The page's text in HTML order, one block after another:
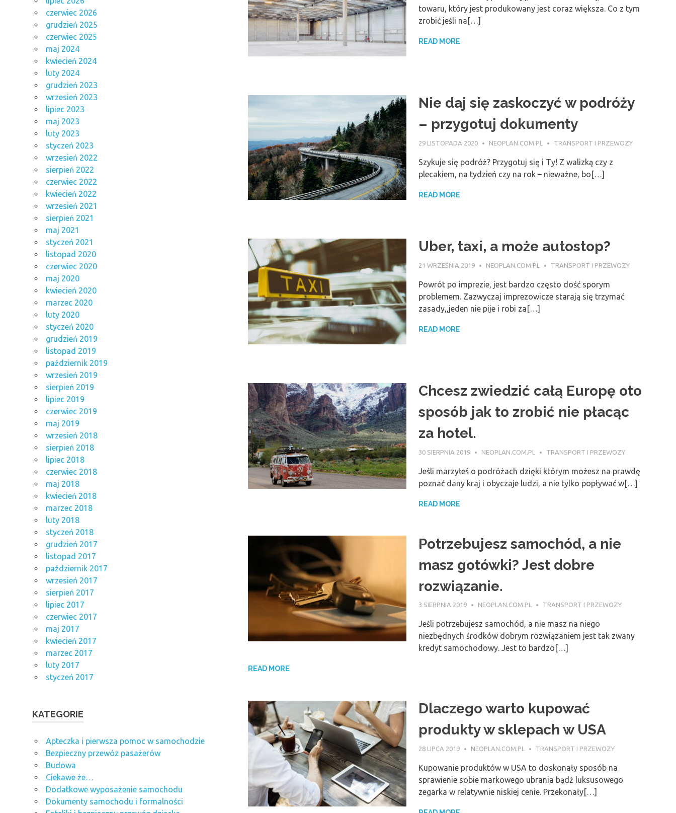
towaru, który jest produkowany jest coraz większa. Co z tym
zrobić jeśli na[…]
READ MORE
Nie daj się zaskoczyć w podróży
– przygotuj dokumenty
29 LISTOPADA 2020 NEOPLAN.COM.PL TRANSPORT I PRZEWOZY
Szykuje się podróż? Przygotuj się i Ty! Z walizką czy z
plecakiem, na tydzień czy na rok – nieważne, bo[…]
READ MORE
Uber, taxi, a może autostop?
21 WRZEŚNIA 2019 NEOPLAN.COM.PL TRANSPORT I PRZEWOZY
Powrót po imprezie, jest bardzo często dość sporym
problemem. Zazwyczaj imprezowicze starają się trzymać
zasady,,jeden nie pije i robi za[…]
READ MORE
Chcesz zwiedzić całą Europę oto
sposób jak to zrobić nie płacąc
za hotel.
30 SIERPNIA 2019 NEOPLAN.COM.PL TRANSPORT I PRZEWOZY
Jeśli marzyłeś o podróżach dzięki którym możesz na prawdę
poznać dany kraj i obyczaje ludzi, a nie tylko popływać w[…]
READ MORE
Potrzebujesz samochód, a nie
masz gotówki? Jest dobre
rozwiązanie.
3 SIERPNIA 2019 NEOPLAN.COM.PL TRANSPORT I PRZEWOZY
Jeśli potrzebujesz samochód, a nie masz na niego
niezbędnych środków dobrym rozwiązaniem jest tak zwany
kredyt samochodowy. Jest to bardzo[…]
READ MORE
Dlaczego warto kupować
produkty w sklepach w USA
28 LIPCA 2019 NEOPLAN.COM.PL TRANSPORT I PRZEWOZY
Kupowanie produktów w USA to doskonały sposób na
sprawienie sobie markowego ubrania bądź luksusowego
zegarka w relatywnie niskiej cenie. Przekonały[…]
czerwiec 2026
grudzień 2025
czerwiec 2025
maj 2024
kwiecień 2024
luty 2024
grudzień 2023
wrzesień 2023
lipiec 2023
maj 2023
luty 2023
styczeń 2023
wrzesień 2022
sierpień 2022
czerwiec 2022
kwiecień 2022
wrzesień 2021
sierpień 2021
maj 2021
styczeń 2021
listopad 2020
czerwiec 2020
maj 2020
kwiecień 2020
marzec 2020
luty 2020
styczeń 2020
grudzień 2019
listopad 2019
październik 2019
wrzesień 2019
sierpień 2019
lipiec 2019
czerwiec 2019
maj 2019
wrzesień 2018
sierpień 2018
lipiec 2018
czerwiec 2018
maj 2018
kwiecień 2018
marzec 2018
luty 2018
styczeń 2018
grudzień 2017
listopad 2017
październik 2017
wrzesień 2017
sierpień 2017
lipiec 2017
czerwiec 2017
maj 2017
kwiecień 2017
marzec 2017
luty 2017
styczeń 2017
KATEGORIE
Apteczka i pierwsza pomoc w samochodzie
Bezpieczny przewóz pasażerów
Budowa
Ciekawe że…
Dodatkowe wyposażenie samochodu
Dokumenty samochodu i formalności